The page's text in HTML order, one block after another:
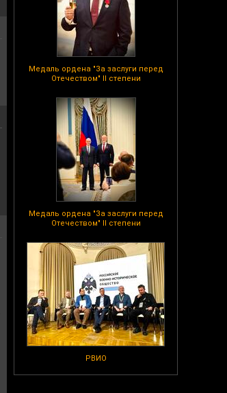
Медаль ордена "За заслуги перед
Отечеством" II степени
Медаль ордена "За заслуги перед
Отечеством" II степени
РВИО